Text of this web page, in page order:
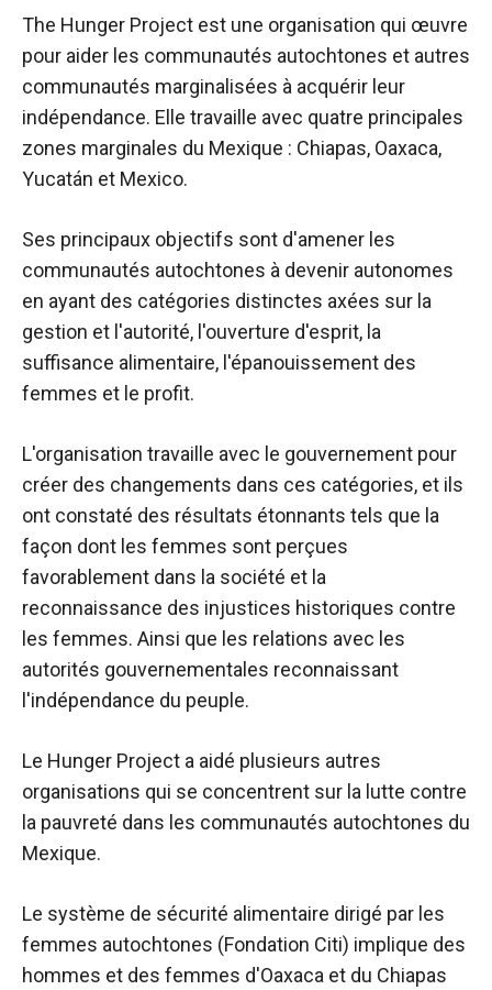
The Hunger Project est une organisation qui œuvre
pour aider les communautés autochtones et autres
communautés marginalisées à acquérir leur
indépendance. Elle travaille avec quatre principales
zones marginales du Mexique : Chiapas, Oaxaca,
Yucatán et Mexico.
Ses principaux objectifs sont d'amener les
communautés autochtones à devenir autonomes
en ayant des catégories distinctes axées sur la
gestion et l'autorité, l'ouverture d'esprit, la
suffisance alimentaire, l'épanouissement des
femmes et le profit.
L'organisation travaille avec le gouvernement pour
créer des changements dans ces catégories, et ils
ont constaté des résultats étonnants tels que la
façon dont les femmes sont perçues
favorablement dans la société et la
reconnaissance des injustices historiques contre
les femmes. Ainsi que les relations avec les
autorités gouvernementales reconnaissant
l'indépendance du peuple.
Le Hunger Project a aidé plusieurs autres
organisations qui se concentrent sur la lutte contre
la pauvreté dans les communautés autochtones du
Mexique.
Le système de sécurité alimentaire dirigé par les
femmes autochtones (Fondation Citi) implique des
hommes et des femmes d'Oaxaca et du Chiapas